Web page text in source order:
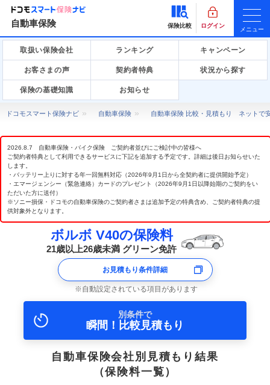
自動車保険 保険比較 ログイン
メニュー
取扱い保険会社 ランキング キャンペーン
お客さまの声 契約者特典 状況から探す
保険の基礎知識 お知らせ
ドコモスマート保険ナビ 自動車保険 自動車保険 比較・見積もり ネットで
2026.8.7 自動車保険・バイク保険 ご契約者並びにご検討中の皆様へ
ご契約者特典として利用できるサービスに下記を追加する予定です。詳細は後日お知らせいた
します。
・バッテリー上りに対する年一回無料対応（2026年9月1日から全契約者に提供開始予定）
・エマージェンシー（緊急連絡）カードのプレゼント（2026年9月1日以降始期のご契約をい
ただいた方に送付）
※ソニー損保・ドコモの自動車保険のご契約者さまは追加予定の特典含め、ご契約者特典の提
供対象外となります。
ボルボ V40の保険料
21歳以上26歳未満 グリーン免許
お見積もり条件詳細
自動設定されている項目があります
別条件で
瞬間！比較見積もり
自動車保険会社別見積もり結果
（保険料一覧）